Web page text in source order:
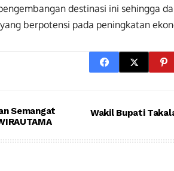
destinasi ini sehingga
berpotensi pada peningkatan
Semangat
Wakil Bupati